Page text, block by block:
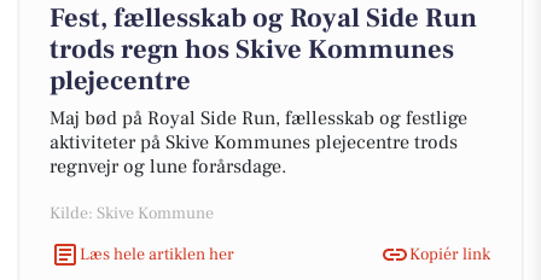
Fest, fællesskab og Royal Side Run
trods regn hos Skive Kommunes
plejecentre
Maj bød på Royal Side Run, fællesskab og festlige
aktiviteter på Skive Kommunes plejecentre trods
regnvejr og lune forårsdage.
Kilde: Skive Kommune
Læs hele artiklen her
Kopiér link